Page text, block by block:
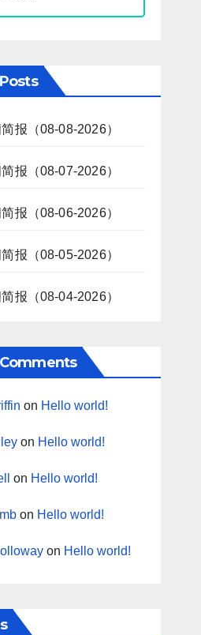
报（08-08-2026）
报（08-07-2026）
报（08-06-2026）
报（08-05-2026）
报（08-04-2026）
on Hello world!
on Hello world!
on Hello world!
on Hello world!
on Hello world!